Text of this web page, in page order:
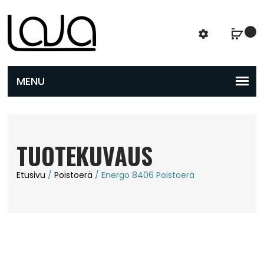
TUOTEKUVAUS
Etusivu /Poistoerä / Energo 8406 Poistoerä